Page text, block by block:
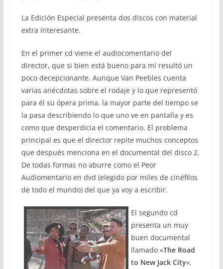
La Edición Especial presenta dos discos con material
extra interesante.
En el primer cd viene el audiocomentario del
director, que si bien está bueno para mí resultó un
poco decepcionante. Aunque Van Peebles cuenta
varias anécdotas sobre el rodaje y lo que representó
para él su ópera prima, la mayor parte del tiempo se
la pasa describiendo lo que uno ve en pantalla y es
como que desperdicia el comentario. El problema
principal es que el director repite muchos conceptos
que después menciona en el documental del disco 2.
De todas formas no aburre como el Peor
Audiomentario en dvd (elegido por miles de cinéfilos
de todo el mundo) del que ya voy a escribir.
El segundo cd
presenta un muy
buen documental
llamado «The Road
to New Jack City«,